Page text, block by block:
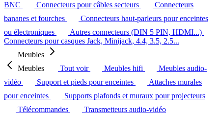
BNC
Connecteurs pour câbles secteurs
Connecteurs
bananes et fourches
Connecteurs haut-parleurs pour enceintes
ou électroniques
Autres connecteurs (DIN 5 PIN, HDMI...)
Connecteurs pour casques Jack, Minijack, 4.4, 3.5, 2.5...
Meubles
Meubles
Tout voir Meubles hifi
Meubles audio-
vidéo
Support et pieds pour enceintes
Attaches murales
pour enceintes
Supports plafonds et muraux pour projecteurs
Télécommandes
Transmetteurs audio-vidéo